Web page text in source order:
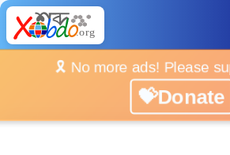
🎗️ No more ads! Please
💝Donate